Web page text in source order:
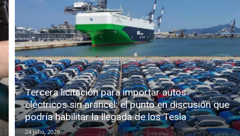
Tercera licitación para importar autos
eléctricos sin arancel: el punto en discusión que
podría habilitar la llegada de los Tesla
24 julio, 2026